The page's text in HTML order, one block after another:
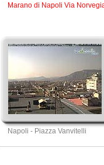
Marano di Napoli Via
Napoli - Piazza Vanvitelli